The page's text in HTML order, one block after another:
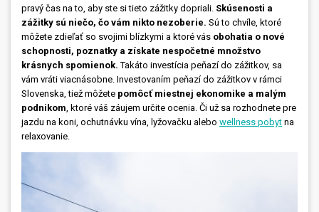
pravý čas na to, aby ste si tieto zážitky dopriali. Skúsenosti a
zážitky sú niečo, čo vám nikto nezoberie. Sú to chvíle, ktoré
môžete zdieľať so svojimi blízkymi a ktoré vás obohatia o nové
schopnosti, poznatky a získate nespočetné množstvo
krásnych spomienok.Takáto investícia peňazí do zážitkov, sa
vám vráti viacnásobne. Investovaním peňazí do zážitkov v rámci
Slovenska, tiež môžete pomôcť miestnej ekonomike a malým
podnikom , ktoré váš záujem určite ocenia. Či už sa rozhodnete pre
jazdu na koni, ochutnávku vína, lyžovačku alebo wellness pobyt na
relaxovanie.